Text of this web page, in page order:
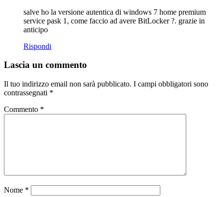
salve ho la versione autentica di windows 7 home premium
service pask 1, come faccio ad avere BitLocker ?. grazie in
anticipo
Rispondi
Lascia un commento
Il tuo indirizzo email non sarà pubblicato. I campi obbligatori sono
contrassegnati *
Commento *
Nome *